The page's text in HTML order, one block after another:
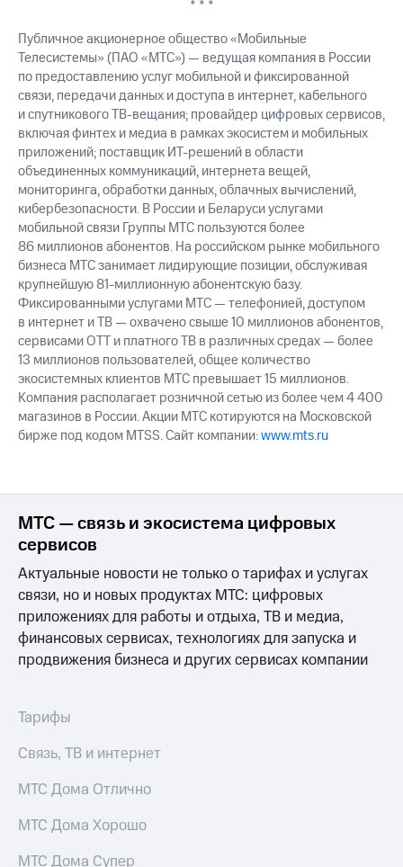
Порядок
выкупа
акций
Дивиденды
Рынок
облигаций
Описание
Еврооблигации-2023
Уведомление
о
погашении
именных
облигаций
Другое
Регистратор
Реквизиты
Контакты
развитие
деловая этика
На главную
* * *
Публичное акционерное общество «Мобильные
Телесистемы» (ПАО «МТС») — ведущая компания в России
по предоставлению услуг мобильной и фиксированной
связи, передачи данных и доступа в интернет, кабельного
и спутникового ТВ-вещания; провайдер цифровых сервисов,
включая финтех и медиа в рамках экосистем и мобильных
приложений; поставщик ИТ-решений в области
объединенных коммуникаций, интернета вещей,
мониторинга, обработки данных, облачных вычислений,
кибербезопасности. В России и Беларуси услугами
мобильной связи Группы МТС пользуются более
86 миллионов абонентов. На российском рынке мобильного
бизнеса МТС занимает лидирующие позиции, обслуживая
крупнейшую 81-миллионную абонентскую базу.
Фиксированными услугами МТС — телефонией, доступом
в интернет и ТВ — охвачено свыше 10 миллионов абонентов,
сервисами OTT и платного ТВ в различных средах — более
13 миллионов пользователей, общее количество
экосистемных клиентов МТС превышает 15 миллионов.
Компания располагает розничной сетью из более чем 4 400
магазинов в России. Акции МТС котируются на Московской
бирже под кодом MTSS. Сайт компании:www.mts.ru
МТС — связь и экосистема цифровых
сервисов
Актуальные новости не только о тарифах и услугах
связи, но и новых продуктах МТС: цифровых
приложениях для работы и отдыха, ТВ и медиа,
финансовых сервисах, технологиях для запуска и
продвижения бизнеса и других сервисах компании
Тарифы
Связь, ТВ и интернет
МТС Дома Отлично
МТС Дома Хорошо
МТС Дома Супер